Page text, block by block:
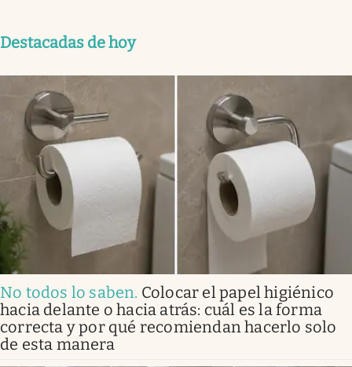
Destacadas de hoy
No todos lo saben. Colocar el papel higiénico
hacia delante o hacia atrás: cuál es la forma
correcta y por qué recomiendan hacerlo solo
de esta manera